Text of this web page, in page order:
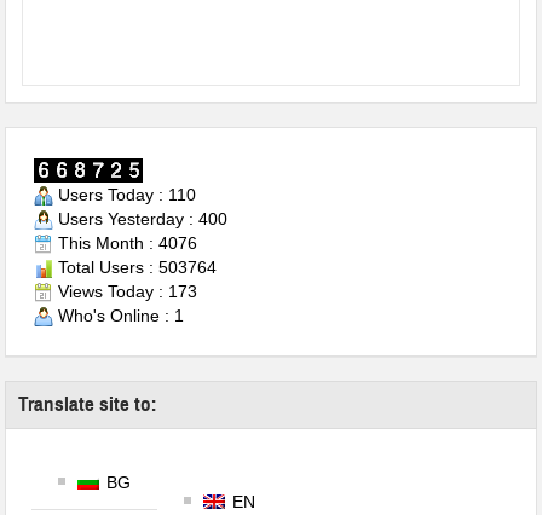
Users Today : 110
Users Yesterday : 400
This Month : 4076
Total Users : 503764
Views Today : 173
Who's Online : 1
Translate site to:
BG
EN